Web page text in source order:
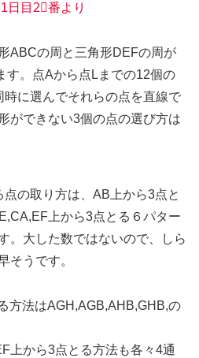
目2⃣番より
ABCの周と三角形DEFの周が
す。点Aから点Lまでの12個の
時に選んでそれらの点を直線で
ができない3個の点の選び方は
点の取り方は、AB上から3点と
上から3点とる６パター
。大した数ではないので、しら
そうです。
方法はAGH,AGB,AHB,GHB,の
上から3点とる方法も各々4通